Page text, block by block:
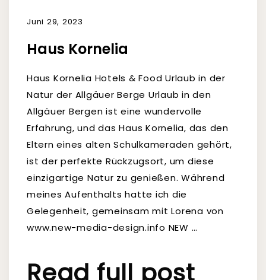
Juni 29, 2023
Haus Kornelia
Haus Kornelia Hotels & Food Urlaub in der
Natur der Allgäuer Berge Urlaub in den
Allgäuer Bergen ist eine wundervolle
Erfahrung, und das Haus Kornelia, das den
Eltern eines alten Schulkameraden gehört,
ist der perfekte Rückzugsort, um diese
einzigartige Natur zu genießen. Während
meines Aufenthalts hatte ich die
Gelegenheit, gemeinsam mit Lorena von
www.new-media-design.info NEW …
Read full post